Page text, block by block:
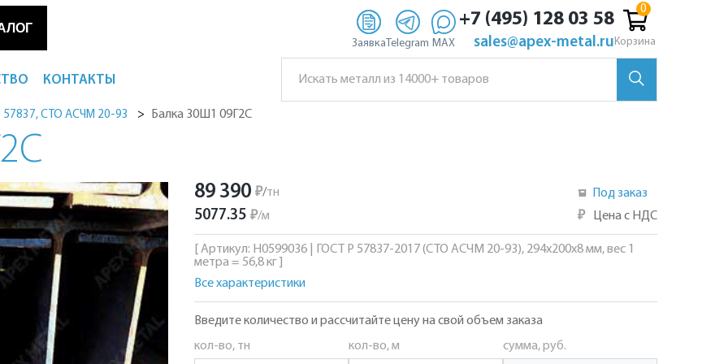
Заявка Telegram MAX
+7 (495) 128 03 58
sales@apex-metal.ru Корзина
КОНТАКТЫ
57837, СТО АСЧМ 20-93 Балка 30Ш1 09Г2С
89 390 ₽/тн
5077.35 ₽/м
Под заказ
₽
Цена с НДС
[ Артикул: Н0599036 | ГОСТ Р 57837-2017 (СТО АСЧМ 20-93), 294х200х8 мм, вес 1
метра = 56,8 кг ]
Все характеристики
Введите количество и рассчитайте цену на свой объем заказа
кол-во, тн
кол-во, м сумма, руб.